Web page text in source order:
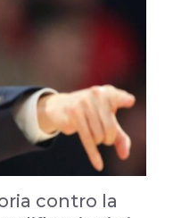
contro la